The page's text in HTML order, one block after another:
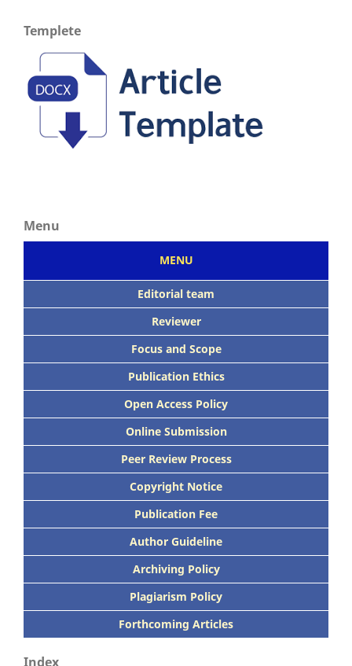
Templete
Menu
MENU
Editorial team
Reviewer
Focus and Scope
Publication Ethics
Open Access Policy
Online Submission
Peer Review Process
Copyright Notice
Publication Fee
Author Guideline
Archiving Policy
Plagiarism Policy
Forthcoming Articles
Index